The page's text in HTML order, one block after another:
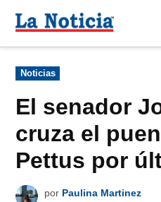
Para mantenerte
contenido
Publicado
en
Noticias
El senador
cruza el
Pettus por
por Paulina Martinez